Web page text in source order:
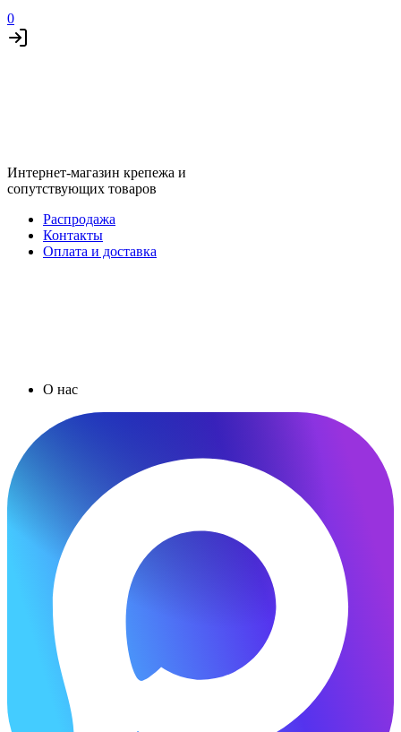
0
Интернет-магазин крепежа и
сопутствующих товаров
Распродажа
Контакты
Оплата и доставка
О нас